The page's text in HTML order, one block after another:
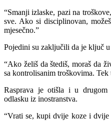
“Smanji izlaske, pazi na
sve. Ako si disciplinovan,
mjesečno.”
Pojedini su zaključili da je ključ
“Ako želiš da štediš, moraš da
sa kontrolisanim troškovima. Tek
Rasprava je otišla i u
odlasku iz inostranstva.
“Vrati se, kupi dvije koze i